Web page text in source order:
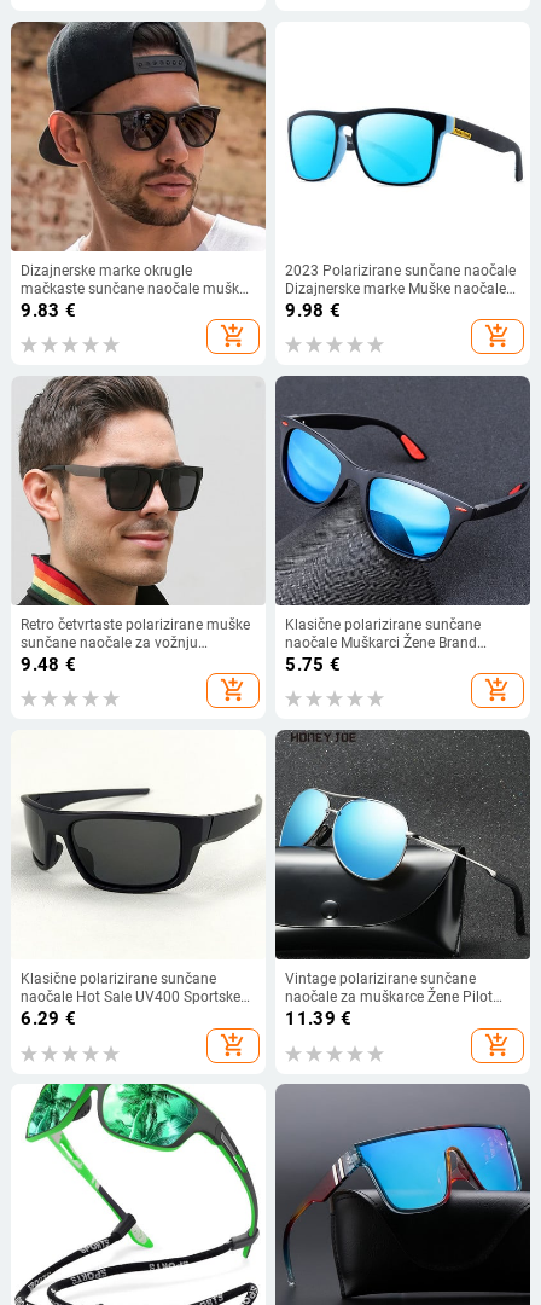
Dizajnerske marke okrugle
mačkaste sunčane naočale muške
retro sjenila muške sunčane
naočale ogledalo prozirne vintage
modne za vožnju Oculos De Sol
9.83 €
add_shopping_cart
2023 Polarizirane sunčane naočale
Dizajnerske marke Muške naočale
za vožnju Muške sunčane naočale
za muškarce Retro Jeftini Luksuzni
Ženske UV400 Gafas
9.98 €
add_shopping_cart
Retro četvrtaste polarizirane muške
sunčane naočale za vožnju
Visokokvalitetne UV400 velike
sunčane naočale, modne muške
sunčane naočale širokih nogavica
9.48 €
add_shopping_cart
Klasične polarizirane sunčane
naočale Muškarci Žene Brand
Design Vozačke sunčane naočale
četvrtastog okvira Muške naočale
UV400 Gafas De Sol
5.75 €
add_shopping_cart
Klasične polarizirane sunčane
naočale Hot Sale UV400 Sportske
sunčane naočale za vožnju
Veleprodaja Retro Classic 9367
6.29 €
add_shopping_cart
Vintage polarizirane sunčane
naočale za muškarce Žene Pilot
Zrakoplovstvo Vožnja Ribolov
Vanjske sunčane naočale Metalni
okvir Zrcalna leća UV400
11.39 €
add_shopping_cart